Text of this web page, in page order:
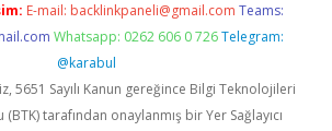
E-mail: backlinkpaneli@gmail.com Teams:
Whatsapp: 0262 606 0 726 Telegram:
@karabul
5651 Sayılı Kanun gereğince Bilgi Teknolojileri
tarafından onaylanmış bir Yer Sağlayıcı